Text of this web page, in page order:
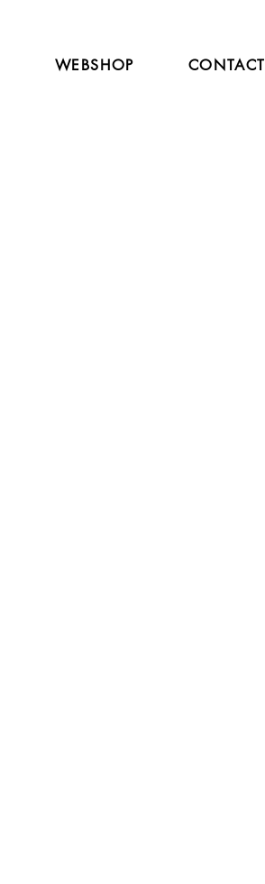
WEBSHOP CONTACT